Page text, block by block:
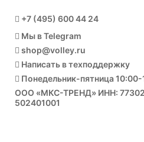
+7 (495) 600 44 24
Мы в Telegram
shop@volley.ru
Написать в техподдержку
Понедельник-пятница
ООО «МКС-ТРЕНД» ИНН:
502401001